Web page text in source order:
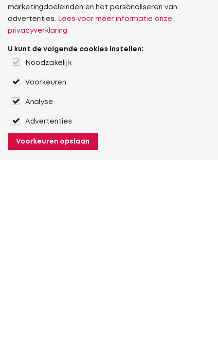
marketingdoeleinden en het personaliseren van
advertenties.
Lees voor meer informatie onze
privacyverklaring
U kunt de volgende cookies instellen:
Noodzakelijk
Voorkeuren
Analyse
Advertenties
Voorkeuren opslaan